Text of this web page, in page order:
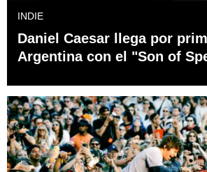
INDIE
Daniel Caesar llega por
Argentina con el "Son of